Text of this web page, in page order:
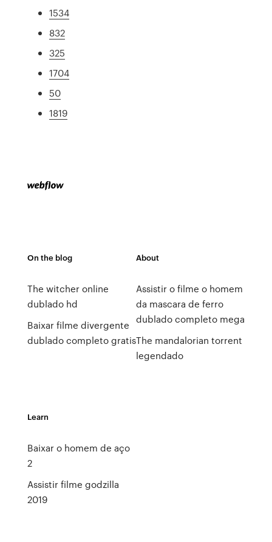
1534
832
325
1704
50
1819
On the blog
The witcher online
dublado hd
Baixar filme divergente
dublado completo gratis
About
Assistir o filme o homem
da mascara de ferro
dublado completo mega
The mandalorian torrent
legendado
Learn
Baixar o homem de aço
2
Assistir filme godzilla
2019